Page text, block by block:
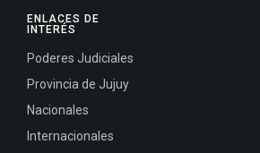
ENLACES DE
INTERÉS
Poderes Judiciales
Provincia de Jujuy
Nacionales
Internacionales